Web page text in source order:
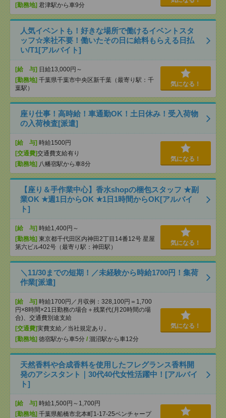
[勤務地] 君津駅から車9分
人気イベントも！好きな場所で働けるイベントスタ
ッフ☆来社不要！働いたその日に給料もらえる日払
い/T1[アルバイト]
[給 与] 日給13,000円～
[勤務地] 千葉県千葉市中央区新千葉（最寄り駅：千
葉駅）
気になる！
座り仕事！高時給！車通勤OK！土日休み！受入荷物
の入荷検査[派遣]
[給 与] 時給1500円
[交通費]交通費支給有り
[勤務地] 八幡宿駅から車8分
気になる！
【座り＆手作業中心】香水shopの梱包スタッフ ★副
業OK ★週1日からOK ★1日1時間からOK[アルバイ
ト]
[給 与] 時給1,400円～
[勤務地] 東京都千代田区内神田2丁目14番12号 星屋
第六ビル402号（最寄り駅：神田駅）
気になる！
＼11/30までの短期！／未経験から時給1700円！集荷
作業[派遣]
[給 与] 時給1700円／月収例：328,100円＝1,700
円×8時間×21日勤務の場合＋残業代(月20時間の場
合)、交通費別途支給
[交通費]実費支給／当社規定あり。
[勤務地] 徳宿駅から車5分 / 涸沼駅から車12分
気になる！
天然香料や合成香料を使用したフレグランス香料開
発のアシスタント｜30代40代女性活躍中！[アルバイ
ト]
[給 与] 時給1,500円～1,700円
[勤務地] 千葉県船橋市北本町1-17-25ベンチャープ